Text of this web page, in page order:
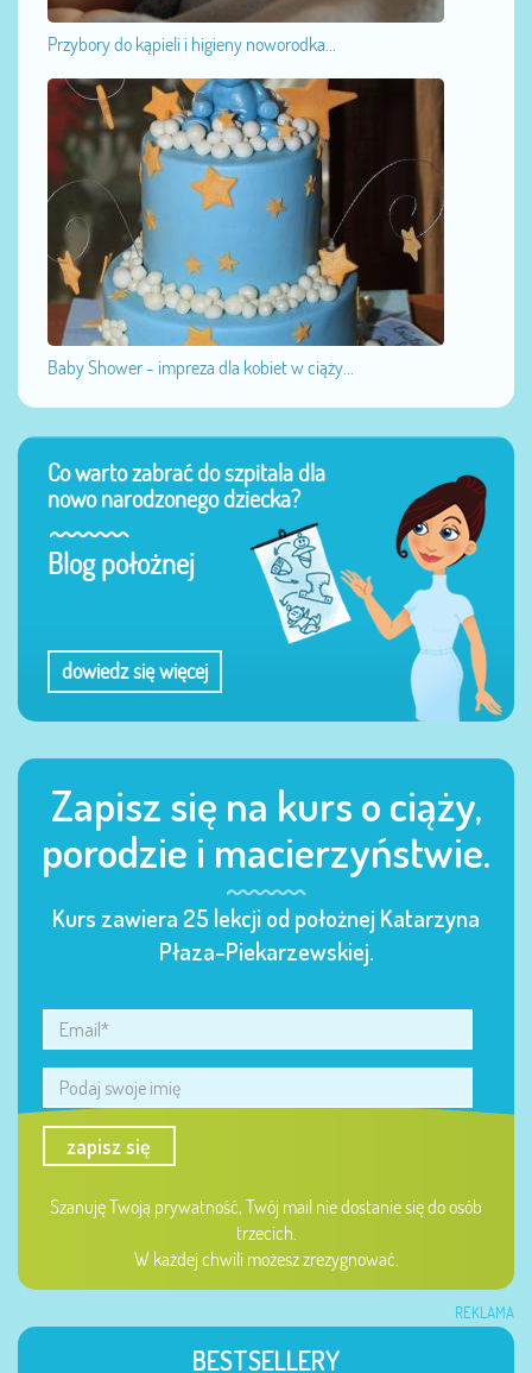
Przybory do kąpieli i higieny noworodka...
Baby Shower - impreza dla kobiet w ciąży...
Co warto zabrać do szpitala dla
nowo narodzonego dziecka?
Blog położnej
dowiedz się więcej
Zapisz się na kurs o ciąży,
porodzie i macierzyństwie.
Kurs zawiera 25 lekcji od położnej Katarzyna
Płaza-Piekarzewskiej.
zapisz się
Szanuję Twoją prywatność, Twój mail nie dostanie się do osób
trzecich.
W każdej chwili możesz zrezygnować.
REKLAMA
BESTSELLERY